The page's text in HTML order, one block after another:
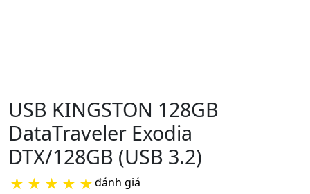
USB KINGSTON 128GB
DataTraveler Exodia
DTX/128GB (USB 3.2)
★ ★ ★ ★ ★đánh giá